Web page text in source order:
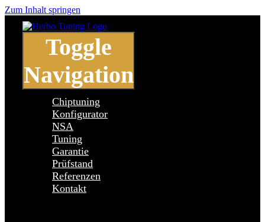
Zum Inhalt springen
Toggle
Navigation
Chiptuning
Konfigurator
NSA
Tuning
Garantie
Prüfstand
Referenzen
Kontakt